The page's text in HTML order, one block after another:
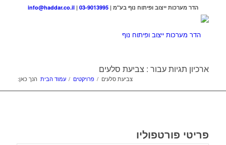
הדר מערכות ייצוב ופיתוח נוף בע"מ | 03-9013995
|
info@haddar.co.il
ארכיון תגיות עבור : צביעת סלעים
הנך כאן: עמוד הבית / פרויקטים / צביעת סלעים
פריטי פורטפוליו